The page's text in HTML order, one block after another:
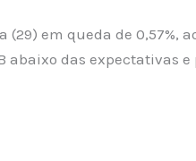
em queda de 0,57%,
abaixo das expectativas